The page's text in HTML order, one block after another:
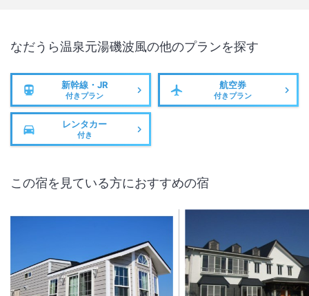
なだうら温泉元湯磯波風の他のプランを探す
新幹線・JR
付きプラン
航空券
付きプラン
レンタカー
付き
この宿を見ている方におすすめの宿